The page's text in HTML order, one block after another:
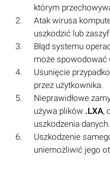
którym
Atak wirusa
uszkodzić lub
Błąd systemu
może spowodować
Usunięcie
przez użytkownika.
Nieprawidłowe
używa plików .LXA,
uszkodzenia danych.
Uszkodzenie
uniemożliwić jego